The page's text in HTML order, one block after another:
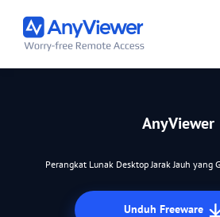
AnyViewer
Perangkat Lunak Desktop Jarak Jauh yang
Unduh Freeware